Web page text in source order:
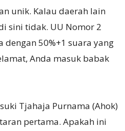
unik. Kalau daerah lain
sini tidak. UU Nomor 2
dengan 50%+1 suara yang
Anda masuk babak
Tjahaja Purnama (Ahok)
pertama. Apakah ini